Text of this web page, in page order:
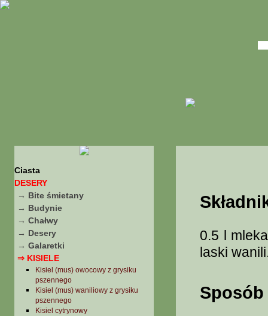
Ciasta
DESERY
→ Bite śmietany
→ Budynie
→ Chałwy
→ Desery
→ Galaretki
⇒ KISIELE
Kisiel (mus) owocowy z grysiku
pszennego
Kisiel (mus) waniliowy z grysiku
pszennego
Kisiel cytrynowy
0.5 l
laski